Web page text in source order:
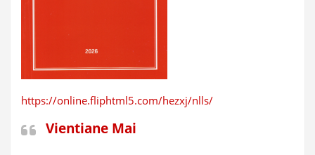
https://online.fliphtml5.com/hezxj/nlls/
Vientiane Mai